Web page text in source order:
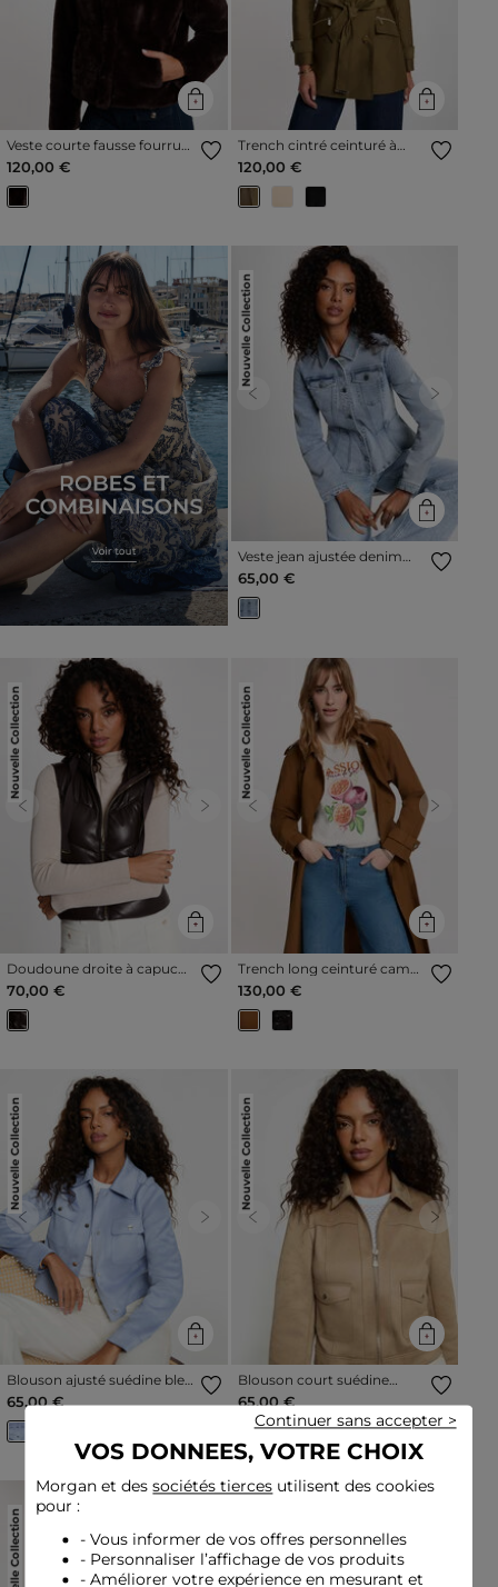
Veste courte fausse fourrure
marron foncé femme
120,00 €
Trench cintré ceinturé à
capuche vert kaki femme
120,00 €
Nouvelle Collection
Previous Next
Veste jean ajustée denim
double stone femme
65,00 €
Nouvelle Collection
Previous Next
Doudoune droite à capuche
simili cuir marron foncé
femme
70,00 €
Nouvelle Collection
Previous Next
Trench long ceinturé camel
130,00 €
Nouvelle Collection
Previous Next
Blouson ajusté suédine bleu
lavande femme
65,00 €
Nouvelle Collection
Previous Next
Blouson court suédine
taupe femme
65,00 €
VOS DONNEES, VOTRE CHOIX
Morgan et dessociétés tierces utilisent des cookies
pour :
- Vous informer de vos offres personnelles
- Personnaliser l’affichage de vos produits
- Améliorer votre expérience en mesurant et
Continuer sans accepter >